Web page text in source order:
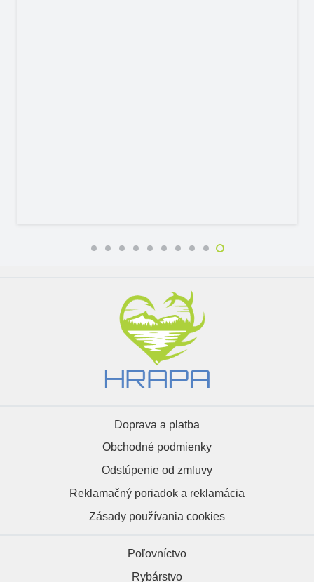
Doprava a platba
Obchodné podmienky
Odstúpenie od zmluvy
Reklamačný poriadok a reklamácia
Zásady používania cookies
Poľovníctvo
Rybárstvo